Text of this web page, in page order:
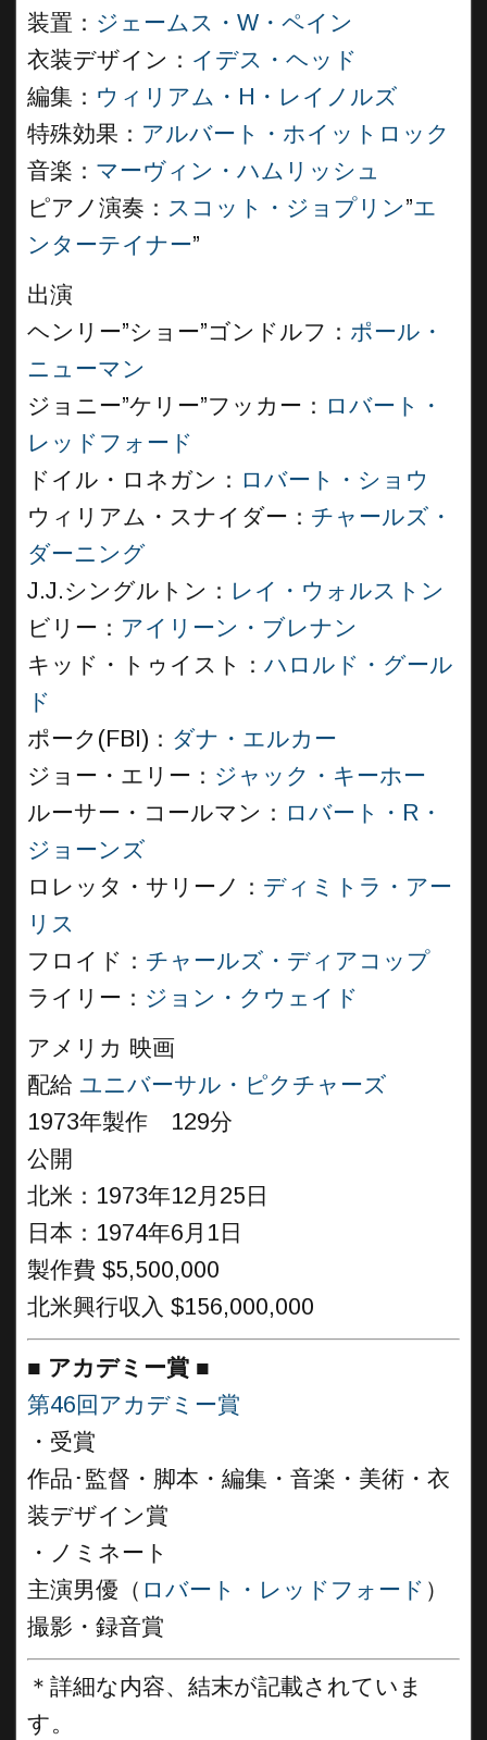
装置： ジェームス・W・ペイン
衣装デザイン： イデス・ヘッド
編集： ウィリアム・H・レイノルズ
特殊効果： アルバート・ホイットロック
音楽： マーヴィン・ハムリッシュ
ピアノ演奏： スコット・ジョプリン”エ
ンターテイナー”
出演
ヘンリー”ショー”ゴンドルフ： ポール・
ニューマン
ジョニー”ケリー”フッカー： ロバート・
レッドフォード
ドイル・ロネガン： ロバート・ショウ
ウィリアム・スナイダー： チャールズ・
ダーニング
J.J.シングルトン： レイ・ウォルストン
ビリー： アイリーン・ブレナン
キッド・トゥイスト： ハロルド・グール
ド
ポーク(FBI)： ダナ・エルカー
ジョー・エリー： ジャック・キーホー
ルーサー・コールマン： ロバート・R・
ジョーンズ
ロレッタ・サリーノ： ディミトラ・アー
リス
フロイド： チャールズ・ディアコップ
ライリー： ジョン・クウェイド
アメリカ 映画
配給 ユニバーサル・ピクチャーズ
1973年製作 129分
公開
北米：1973年12月25日
日本：1974年6月1日
製作費 $5,500,000
北米興行収入 $156,000,000
■ アカデミー賞 ■
第46回アカデミー賞
・受賞
作品･監督・脚本・編集・音楽・ 美術・衣
装デザイン賞
・ノミネート
主演男優（ ロバート・レッドフォード ）
撮影・録音賞
＊詳細な内容、結末が記載されていま
す。